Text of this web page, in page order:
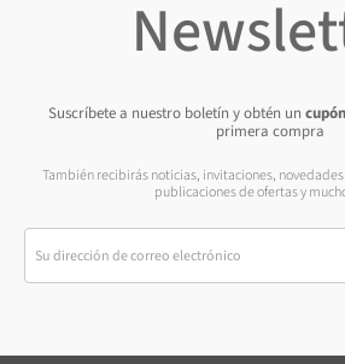
Suscríbete a nuestro boletín y obtén un
primera compra
También recibirás noticias, invitaciones,
publicaciones de ofertas y